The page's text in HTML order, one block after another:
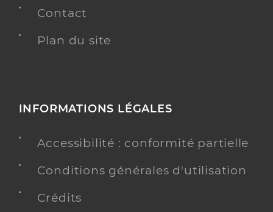
Contact
Plan du site
INFORMATIONS LÉGALES
Accessibilité : conformité partielle
Conditions générales d'utilisation
Crédits